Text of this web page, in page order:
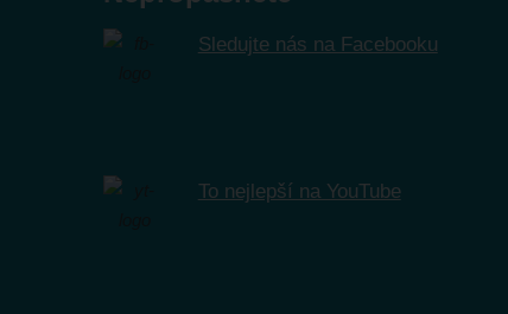
Sledujte nás na Facebooku
To nejlepší na YouTube